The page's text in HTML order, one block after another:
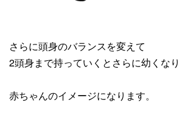
さらに頭身のバランスを変えて
2頭身まで持っていくとさらに幼くなり
赤ちゃんのイメージになります。